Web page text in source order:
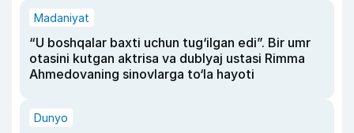
Madaniyat
“U boshqalar baxti uchun tug‘ilgan edi”. Bir umr
otasini kutgan aktrisa va dublyaj ustasi Rimma
Ahmedovaning sinovlarga to‘la hayoti
Dunyo